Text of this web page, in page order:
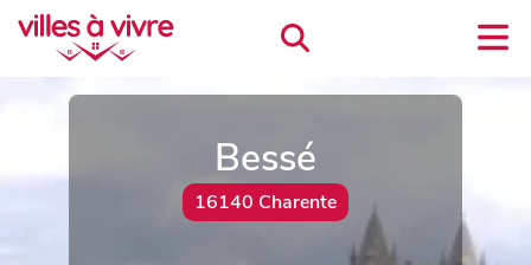
Bessé
16140 Charente